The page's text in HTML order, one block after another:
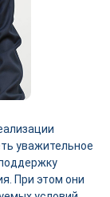
уважительное
При этом они